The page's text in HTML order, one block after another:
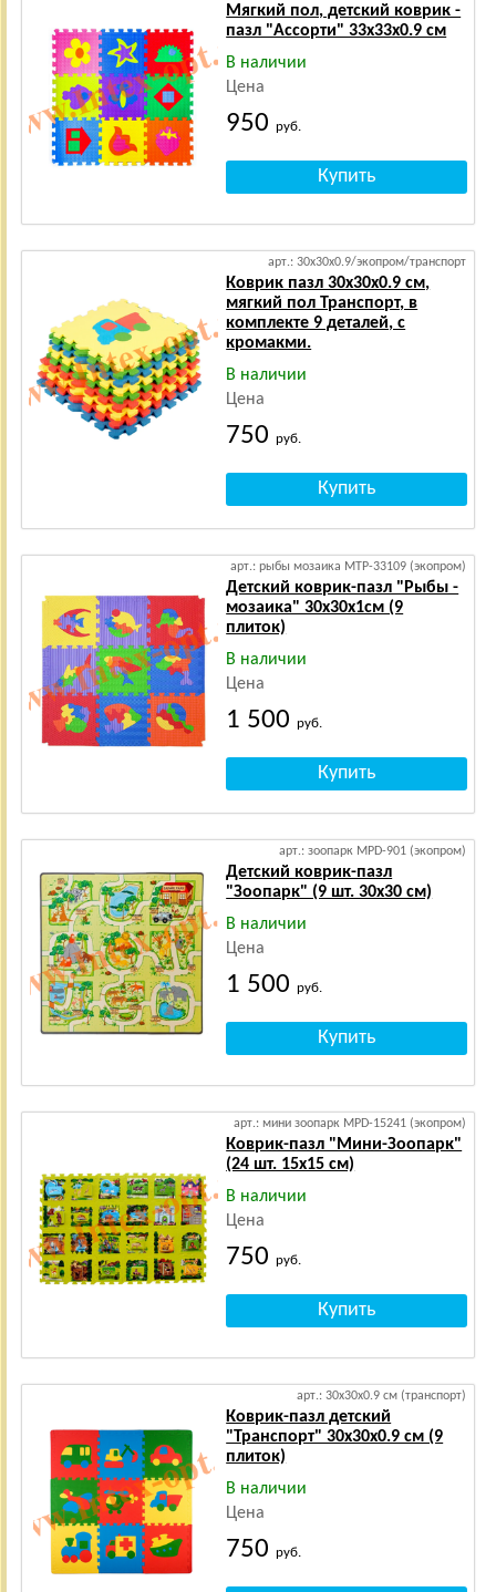
Мягкий пол, детский коврик -
пазл "Ассорти" 33х33х0.9 см
В наличии
Цена
950руб.
арт.: 30х30х0.9/экопром/транспорт
Коврик пазл 30х30х0.9 см,
мягкий пол Транспорт, в
комплекте 9 деталей, с
кромакми.
В наличии
Цена
750руб.
арт.: рыбы мозаика MTP-33109 (экопром)
Детский коврик-пазл "Рыбы -
мозаика" 30х30х1см (9
плиток)
В наличии
Цена
1 500руб.
арт.: зоопарк MPD-901 (экопром)
Детский коврик-пазл
"Зоопарк" (9 шт. 30х30 см)
В наличии
Цена
1 500руб.
арт.: мини зоопарк MPD-15241 (экопром)
Коврик-пазл "Мини-Зоопарк"
(24 шт. 15х15 см)
В наличии
Цена
750руб.
арт.: 30х30х0.9 см (транспорт)
Коврик-пазл детский
"Транспорт" 30х30х0.9 см (9
плиток)
В наличии
Цена
750руб.